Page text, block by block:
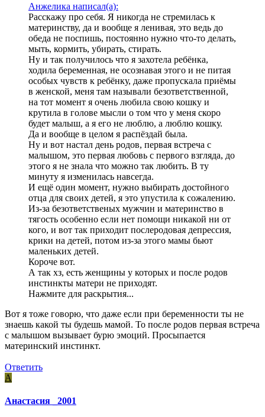
Анжелика написал(а):
Расскажу про себя. Я никогда не стремилась к
материнству, да и вообще я ленивая, это ведь до
обеда не поспишь, постоянно нужно что-то делать,
мыть, кормить, убирать, стирать.
Ну и так получилось что я захотела ребёнка,
ходила беременная, не осознавая этого и не питая
особых чувств к ребёнку, даже пропускала приёмы
в женской, меня там называли безответственной,
на тот момент я очень любила свою кошку и
крутила в голове мысли о том что у меня скоро
будет малыш, а я его не люблю, а люблю кошку.
Да и вообще в целом я распёздай была.
Ну и вот настал день родов, первая встреча с
малышом, это первая любовь с первого взгляда, до
этого я не знала что можно так любить. В ту
минуту я изменилась навсегда.
И ещё один момент, нужно выбирать достойного
отца для своих детей, я это упустила к сожалению.
Из-за безответственых мужчин и материнство в
тягость особенно если нет помощи никакой ни от
кого, и вот так приходит послеродовая депрессия,
крики на детей, потом из-за этого мамы бьют
маленьких детей.
Короче вот.
А так хз, есть женщины у которых и после родов
инстинкты матери не приходят.
Нажмите для раскрытия...
Вот я тоже говорю, что даже если при беременности ты не
знаешь какой ты будешь мамой. То после родов первая встреча
с малышом вызывает бурю эмоций. Просыпается
материнский инстинкт.
Ответить
А
Анастасия _2001